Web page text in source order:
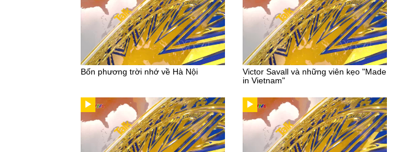
Bốn phương trời nhớ về Hà Nội
Victor Savall và những viên kẹo "Made
in Vietnam"